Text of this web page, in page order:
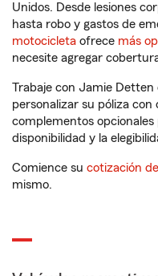
Unidos. Desde lesiones
hasta robo y gastos de
motocicleta ofrece más
necesite agregar
Trabaje con Jamie Detten
personalizar su póliza
complementos
disponibilidad y la
Comience su cotización
mismo.